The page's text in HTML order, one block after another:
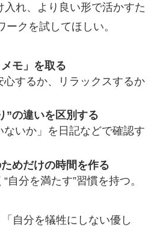
入れ、より良い形で活かすた
クを試してほしい。
モ」を取る
するか、リラックスするか
”の違いを区別する
いか」を日記などで確認す
めだけの時間を作る
分を満たす”習慣を持つ。
自分を犠牲にしない優し